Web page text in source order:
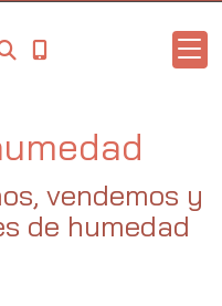
vendemos y
de humedad